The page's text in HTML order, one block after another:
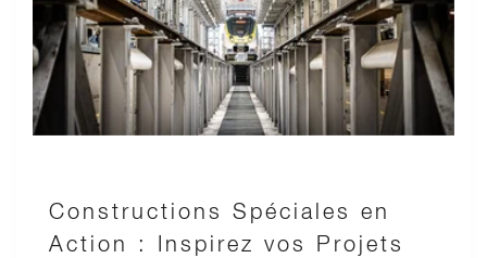
Constructions Spéciales en
Action : Inspirez vos Projets